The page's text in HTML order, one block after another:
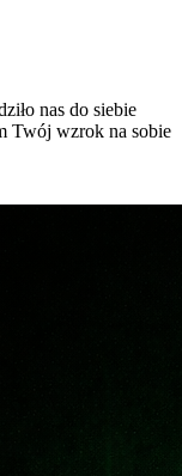
nas do siebie
Twój wzrok na sobie